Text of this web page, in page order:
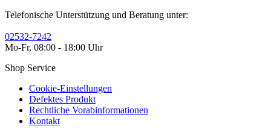
Telefonische Unterstützung und Beratung unter:
02532-7242
Mo-Fr, 08:00 - 18:00 Uhr
Shop Service
Cookie-Einstellungen
Defektes Produkt
Rechtliche Vorabinformationen
Kontakt